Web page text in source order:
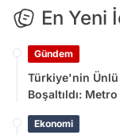
En Yeni
Gündem
Türkiye'nin Ünlü
Boşaltıldı: Metro
Ekonomi